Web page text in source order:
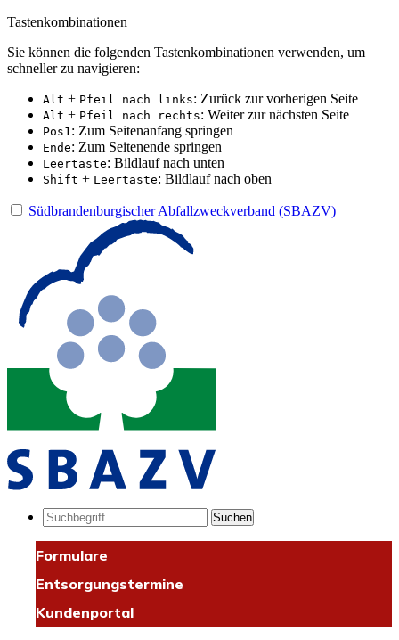
Tastenkombinationen
Sie können die folgenden Tastenkombinationen verwenden, um
schneller zu navigieren:
Alt + Pfeil nach links: Zurück zur vorherigen Seite
Alt + Pfeil nach rechts: Weiter zur nächsten Seite
Pos1: Zum Seitenanfang springen
Ende: Zum Seitenende springen
Leertaste: Bildlauf nach unten
Shift + Leertaste: Bildlauf nach oben
Südbrandenburgischer Abfallzweckverband (SBAZV)
Suchen
Formulare
Entsorgungstermine
Kundenportal